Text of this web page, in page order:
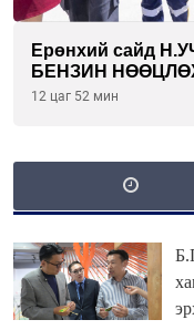
Ерөнхий сайд
БЕНЗИН
танилцлаа
12 цаг 52 мин